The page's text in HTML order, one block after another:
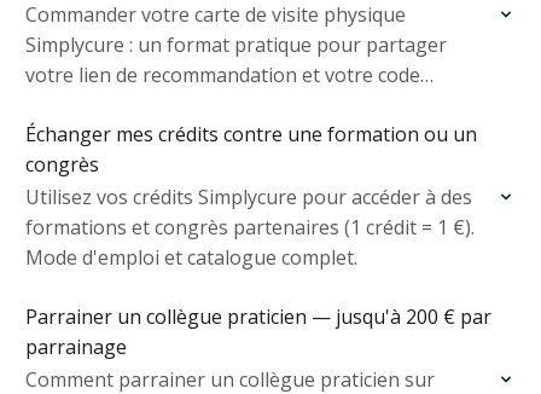
Commander votre carte de visite physique
Simplycure : un format pratique pour partager
votre lien de recommandation et votre code
Échanger mes crédits contre une formation ou un
congrès
Utilisez vos crédits Simplycure pour accéder à des
formations et congrès partenaires (1 crédit = 1 €).
Mode d'emploi et catalogue complet.
Parrainer un collègue praticien — jusqu'à 200 € par
parrainage
Comment parrainer un collègue praticien sur